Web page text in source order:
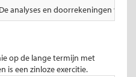
De analyses en doorrekeningen van
op de lange termijn met
is een zinloze exercitie.